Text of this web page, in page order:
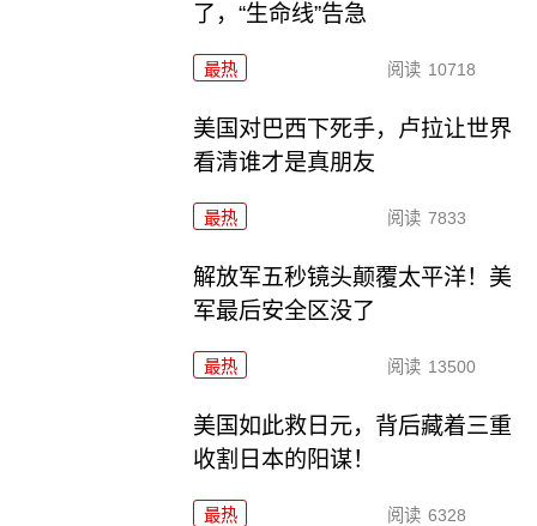
了，“生命线”告急
最热 阅读 10718
美国对巴西下死手，卢拉让世界
看清谁才是真朋友
最热 阅读 7833
解放军五秒镜头颠覆太平洋！美
军最后安全区没了
最热 阅读 13500
美国如此救日元，背后藏着三重
收割日本的阳谋！
最热 阅读 6328